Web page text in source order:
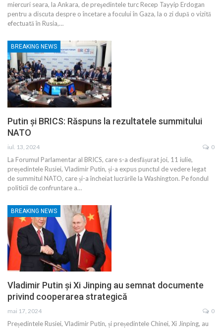
miercuri seara, la Ankara, de preşedintele turc Recep Tayyip Erdogan
pentru a discuta despre o încetare a focului în Gaza, la o zi după o vizită
efectuată în Rusia,…
BREAKING NEWS
Putin și BRICS: Răspuns la rezultatele summitului
NATO
iul. 13, 2024 0
La Forumul Parlamentar al BRICS, care s-a desfășurat joi, 11 iulie,
președintele Rusiei, Vladimir Putin, și-a expus punctul de vedere legat
de summitul NATO, care și-a încheiat lucrările la Washington. Pe fondul
politicii de confruntare a…
BREAKING NEWS
Vladimir Putin și Xi Jinping au semnat documente
privind cooperarea strategică
mai 17, 2024 0
Președintele Rusiei, Vladimir Putin, și președintele Chinei, Xi Jinping, au